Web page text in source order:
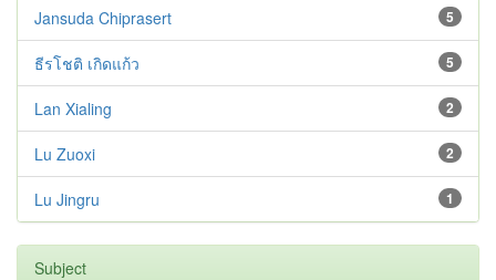
5
Jansuda Chiprasert
5
ธีรโชติ เกิดแก้ว
2
Lan Xialing
2
Lu Zuoxi
1
Lu Jingru
Subject